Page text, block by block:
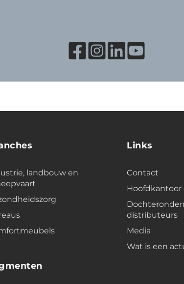
landbouw en
Links
Contact
Hoofdkantoor
distributeurs
Media
Wat is een